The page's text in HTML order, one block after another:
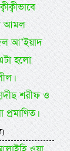
আমল
আ’ইয়াদ
হলো
শরীফ ও